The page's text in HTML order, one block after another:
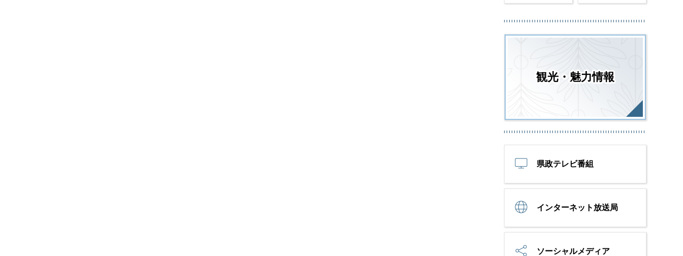
観光・魅力情報
県政テレビ番組
インターネット放送局
ソーシャルメディア